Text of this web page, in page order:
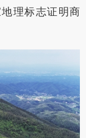
理标志证明商